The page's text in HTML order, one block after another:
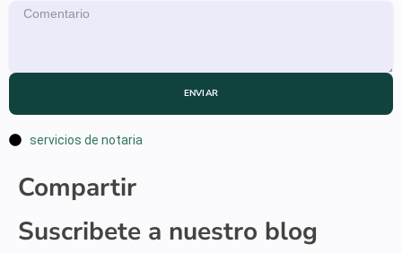
ENVIAR
servicios de notaria
Compartir
Suscribete a nuestro blog